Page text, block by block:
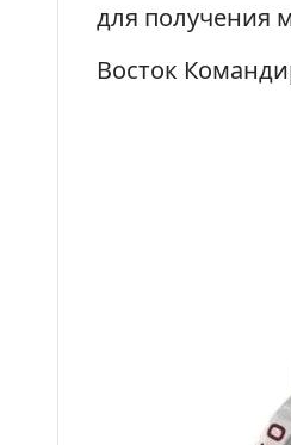
для получения
Восток